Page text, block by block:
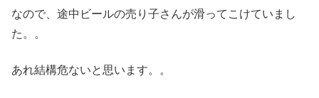
なので、途中ビールの売り子さんが滑ってこけていまし
た。。
あれ結構危ないと思います。。